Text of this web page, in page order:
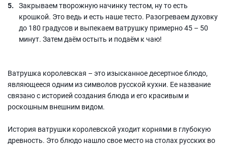
Закрываем творожную начинку тестом, ну то есть
крошкой. Это ведь и есть наше тесто. Разогреваем духовку
до 180 градусов и выпекаем ватрушку примерно 45 – 50
минут. Затем даём остыть и подаём к чаю!
Ватрушка королевская – это изысканное десертное блюдо,
являющееся одним из символов русской кухни. Ее название
связано с историей создания блюда и его красивым и
роскошным внешним видом.
История ватрушки королевской уходит корнями в глубокую
древность. Это блюдо нашло свое место на столах русских во